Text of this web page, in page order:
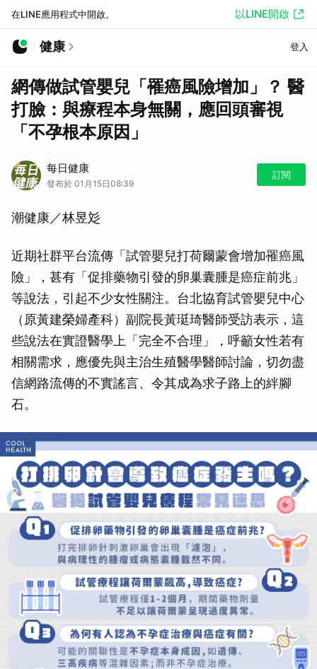
在LINE應用程式中開啟。 以LINE開啟
健康 登入
網傳做試管嬰兒「罹癌風險增加」？ 醫
打臉：與療程本身無關，應回頭審視
「不孕根本原因」
每日健康
發布於 01月15日08:39
訂閱
潮健康／林昱彣
近期社群平台流傳「試管嬰兒打荷爾蒙會增加罹癌風
險」，甚有「促排藥物引發的卵巢囊腫是癌症前兆」
等說法，引起不少女性關注。台北協育試管嬰兒中心
（原黃建榮婦產科）副院長黃珽琦醫師受訪表示，這
些說法在實證醫學上「完全不合理」，呼籲女性若有
相關需求，應優先與主治生殖醫學醫師討論，切勿盡
信網路流傳的不實謠言、令其成為求子路上的絆腳
石。